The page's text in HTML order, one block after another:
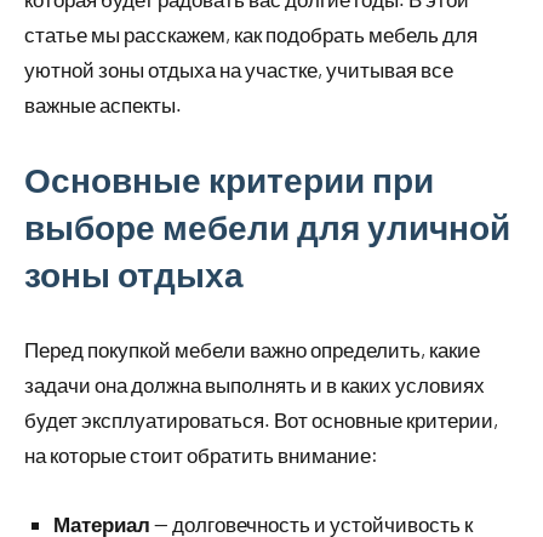
статье мы расскажем, как подобрать мебель для
уютной зоны отдыха на участке, учитывая все
важные аспекты.
Основные критерии при
выборе мебели для уличной
зоны отдыха
Перед покупкой мебели важно определить, какие
задачи она должна выполнять и в каких условиях
будет эксплуатироваться. Вот основные критерии,
на которые стоит обратить внимание:
Материал — долговечность и устойчивость к